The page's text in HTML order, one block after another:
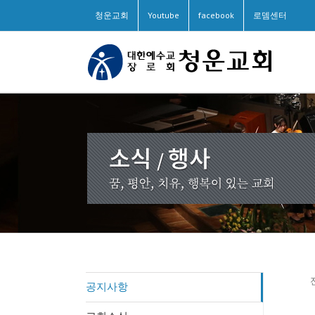
청운교회 Youtube facebook 로뎀센터
공지사항